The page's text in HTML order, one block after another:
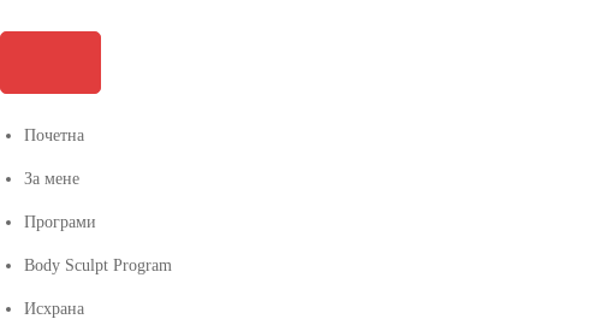
Почетна
За мене
Програми
Body Sculpt Program
Исхрана